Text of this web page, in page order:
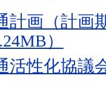
計画（計画
）
活性化協議